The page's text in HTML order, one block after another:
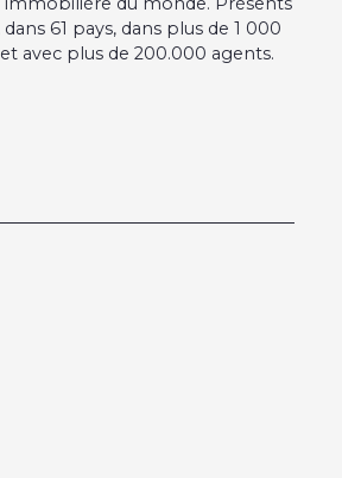
61 pays, dans plus de 1 000
avec plus de 200.000 agents.